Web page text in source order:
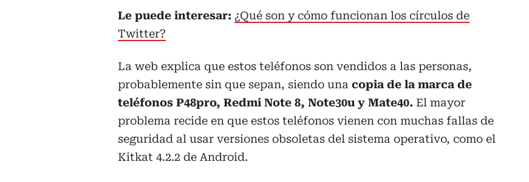
Le puede interesar: ¿Qué son y cómo funcionan los círculos de
Twitter?
La web explica que estos teléfonos son vendidos a las personas,
probablemente sin que sepan, siendo una copia de la marca de
teléfonos P48pro, Redmi Note 8, Note30u y Mate40. El mayor
problema recide en que estos teléfonos vienen con muchas fallas de
seguridad al usar versiones obsoletas del sistema operativo, como el
Kitkat 4.2.2 de Android.